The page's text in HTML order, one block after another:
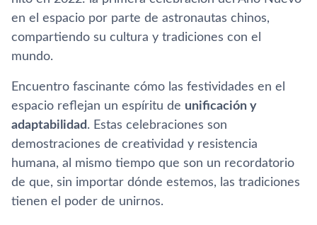
en el espacio por parte de astronautas chinos,
compartiendo su cultura y tradiciones con el
mundo.
Encuentro fascinante cómo las festividades en el
espacio reflejan un espíritu de unificación y
adaptabilidad. Estas celebraciones son
demostraciones de creatividad y resistencia
humana, al mismo tiempo que son un recordatorio
de que, sin importar dónde estemos, las tradiciones
tienen el poder de unirnos.